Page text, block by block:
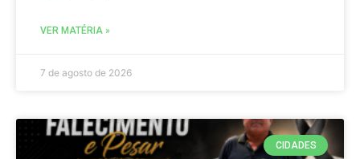
VER MATÉRIA »
7 de agosto de 2026
CIDADES